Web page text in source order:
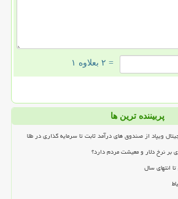
= ۲ بعلاوه ۱
پربیننده ترین ها
ویپاد از صندوق های درآمد ثابت تا سرمایه گذاری در طلا
انتهای سال